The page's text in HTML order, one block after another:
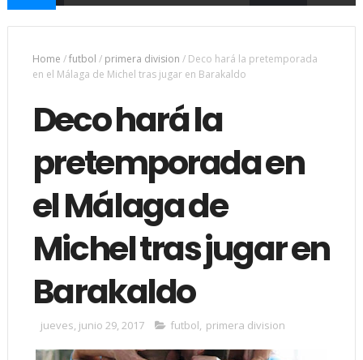
Home /futbol / primera division / Deco hará la pretemporada
en el Málaga de Michel tras jugar en Barakaldo
Deco hará la
pretemporada en
el Málaga de
Michel tras jugar en
Barakaldo
jueves, junio 29, 2017 futbol, primera division